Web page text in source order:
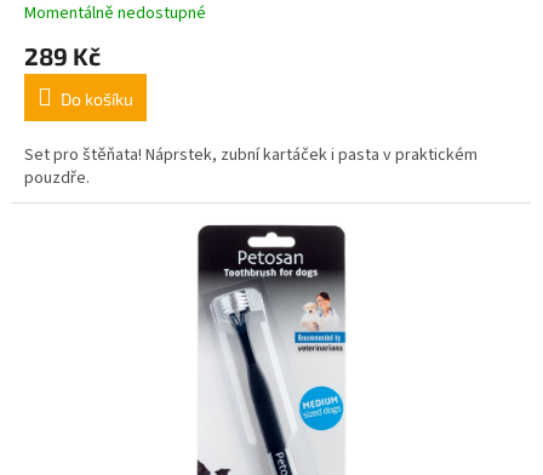
Momentálně nedostupné
289 Kč
Do košíku
Set pro štěňata! Náprstek, zubní kartáček i pasta v praktickém
pouzdře.